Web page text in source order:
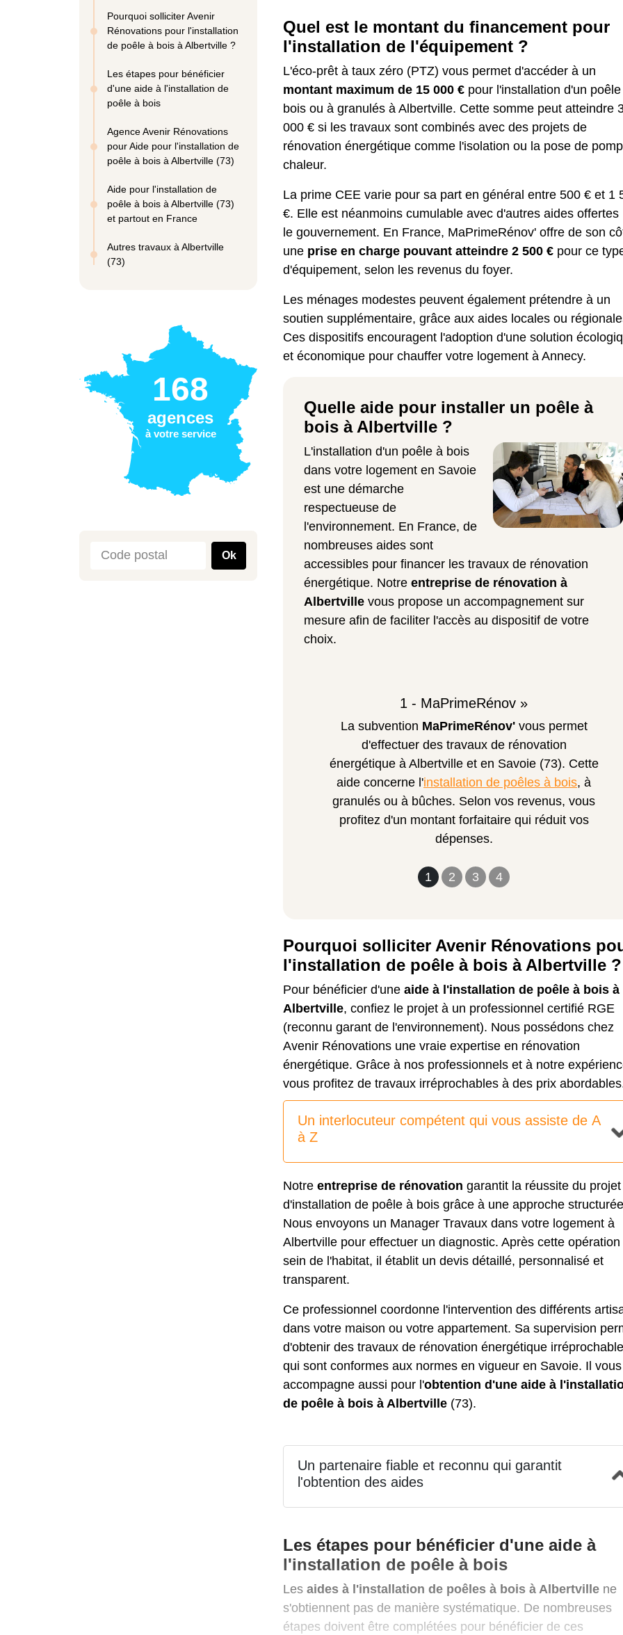
Pourquoi solliciter Avenir
Rénovations pour l'installation
de poêle à bois à Albertville ?
Les étapes pour bénéficier
d'une aide à l'installation de
poêle à bois
Agence Avenir Rénovations
pour Aide pour l'installation de
poêle à bois à Albertville (73)
Aide pour l'installation de
poêle à bois à Albertville (73)
et partout en France
Autres travaux à Albertville
(73)
168
agences
à votre service
Ok
Quel est le montant du financement pour
l'installation de l'équipement ?
L'éco-prêt à taux zéro (PTZ) vous permet d'accéder à un
montant maximum de 15 000 € pour l'installation d'un
bois ou à granulés à Albertville. Cette somme peut atteindre
000 € si les travaux sont combinés avec des projets de
rénovation énergétique comme l'isolation ou la pose de
chaleur.
La prime CEE varie pour sa part en général entre 500 € et 1
€. Elle est néanmoins cumulable avec d'autres aides offertes
le gouvernement. En France, MaPrimeRénov' offre de son
une prise en charge pouvant atteindre 2 500 € pour ce
d'équipement, selon les revenus du foyer.
Les ménages modestes peuvent également prétendre à un
soutien supplémentaire, grâce aux aides locales ou
Ces dispositifs encouragent l'adoption d'une solution
et économique pour chauffer votre logement à Annecy.
Quelle aide pour installer un poêle à
bois à Albertville ?
L'installation d'un poêle à bois
dans votre logement en Savoie
est une démarche
respectueuse de
l'environnement. En France, de
nombreuses aides sont
accessibles pour financer les travaux de rénovation
énergétique. Notre entreprise de rénovation à
Albertville vous propose un accompagnement sur
mesure afin de faciliter l'accès au dispositif de votre
choix.
1 2 3 4
1 - MaPrimeRénov »
La subvention MaPrimeRénov'vous permet
d'effectuer des travaux de rénovation
énergétique à Albertville et en Savoie (73). Cette
aide concerne l'installation de poêles à bois, à
granulés ou à bûches. Selon vos revenus, vous
profitez d'un montant forfaitaire qui réduit vos
dépenses.
Pourquoi solliciter Avenir Rénovations
l'installation de poêle à bois à Albertville ?
Pour bénéficier d'une aide à l'installation de poêle à bois à
Albertville, confiez le projet à un professionnel certifié RGE
(reconnu garant de l'environnement). Nous possédons chez
Avenir Rénovations une vraie expertise en rénovation
énergétique. Grâce à nos professionnels et à notre
vous profitez de travaux irréprochables à des prix
Un interlocuteur compétent qui vous assiste de A
à Z
Notre entreprise de rénovation garantit la réussite du projet
d'installation de poêle à bois grâce à une approche
Nous envoyons un Manager Travaux dans votre logement à
Albertville pour effectuer un diagnostic. Après cette opération
sein de l'habitat, il établit un devis détaillé, personnalisé et
transparent.
Ce professionnel coordonne l'intervention des différents
dans votre maison ou votre appartement. Sa supervision
d'obtenir des travaux de rénovation énergétique
qui sont conformes aux normes en vigueur en Savoie. Il vous
accompagne aussi pour l'obtention d'une aide à
de poêle à bois à Albertville (73).
Un partenaire fiable et reconnu qui garantit
l'obtention des aides
Les étapes pour bénéficier d'une aide à
l'installation de poêle à bois
Les aides à l'installation de poêles à bois à Albertville ne
s'obtiennent pas de manière systématique. De nombreuses
étapes doivent être complétées pour bénéficier de ces